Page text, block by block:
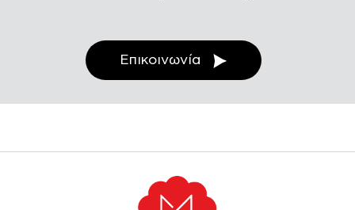
Επικοινωνία